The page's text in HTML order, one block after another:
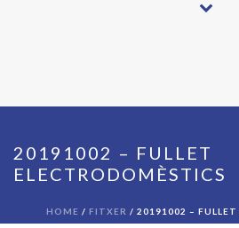
20191002 – FULLET
ELECTRODOMÈSTICS
HOME / FITXER / 20191002 – FULLET